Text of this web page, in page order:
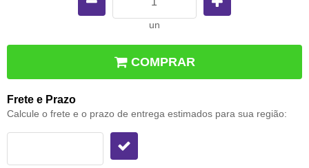
un
COMPRAR
Frete e Prazo
Calcule o frete e o prazo de entrega estimados para sua região: